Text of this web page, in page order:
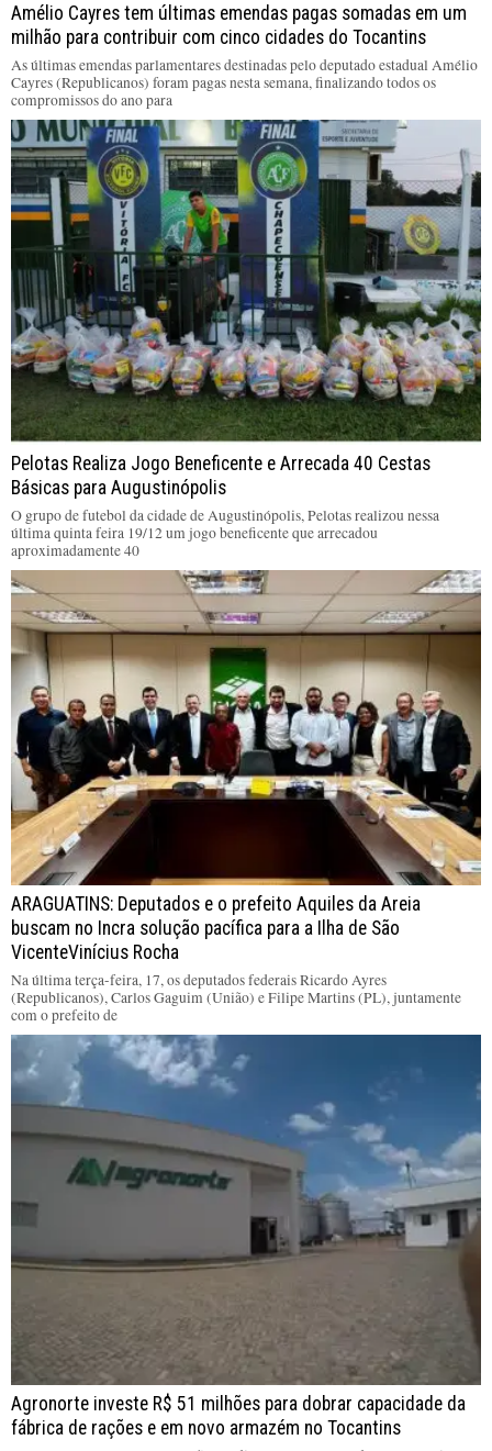
Amélio Cayres tem últimas emendas pagas somadas em um
milhão para contribuir com cinco cidades do Tocantins
As últimas emendas parlamentares destinadas pelo deputado estadual Amélio
Cayres (Republicanos) foram pagas nesta semana, finalizando todos os
compromissos do ano para
Pelotas Realiza Jogo Beneficente e Arrecada 40 Cestas
Básicas para Augustinópolis
O grupo de futebol da cidade de Augustinópolis, Pelotas realizou nessa
última quinta feira 19/12 um jogo beneficente que arrecadou
aproximadamente 40
ARAGUATINS: Deputados e o prefeito Aquiles da Areia
buscam no Incra solução pacífica para a Ilha de São
VicenteVinícius Rocha
Na última terça-feira, 17, os deputados federais Ricardo Ayres
(Republicanos), Carlos Gaguim (União) e Filipe Martins (PL), juntamente
com o prefeito de
Agronorte investe R$ 51 milhões para dobrar capacidade da
fábrica de rações e em novo armazém no Tocantins